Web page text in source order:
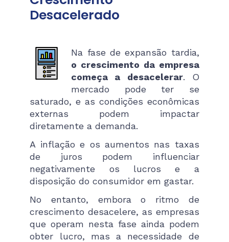
Desacelerado
Na fase de expansão tardia,
o crescimento da empresa
começa a desacelerar. O
mercado pode ter se
saturado, e as condições econômicas
externas podem impactar
diretamente a demanda.
A inflação e os aumentos nas taxas
de juros podem influenciar
negativamente os lucros e a
disposição do consumidor em gastar.
No entanto, embora o ritmo de
crescimento desacelere, as empresas
que operam nesta fase ainda podem
obter lucro, mas a necessidade de